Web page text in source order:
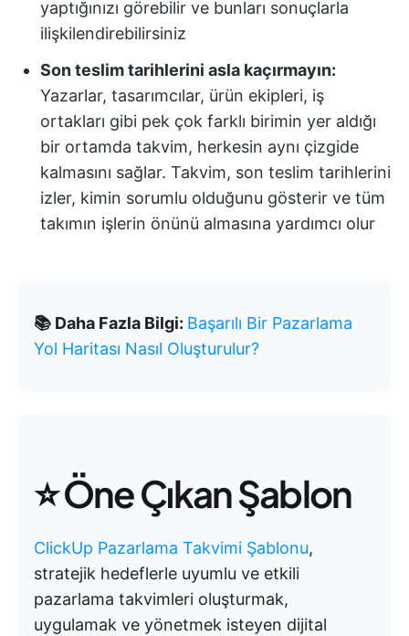
yaptığınızı görebilir ve bunları sonuçlarla
ilişkilendirebilirsiniz
Son teslim tarihlerini asla kaçırmayın:
Yazarlar, tasarımcılar, ürün ekipleri, iş
ortakları gibi pek çok farklı birimin yer aldığı
bir ortamda takvim, herkesin aynı çizgide
kalmasını sağlar. Takvim, son teslim tarihlerini
izler, kimin sorumlu olduğunu gösterir ve tüm
takımın işlerin önünü almasına yardımcı olur
📚 Daha Fazla Bilgi: Başarılı Bir Pazarlama
Yol Haritası Nasıl Oluşturulur?
⭐ Öne Çıkan Şablon
ClickUp Pazarlama Takvimi Şablonu,
stratejik hedeflerle uyumlu ve etkili
pazarlama takvimleri oluşturmak,
uygulamak ve yönetmek isteyen dijital